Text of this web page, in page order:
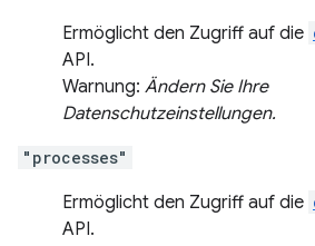
Ermöglicht den Zugriff auf die
API.
Warnung: Ändern Sie Ihre
Datenschutzeinstellungen.
"processes"
Ermöglicht den Zugriff auf die
API.